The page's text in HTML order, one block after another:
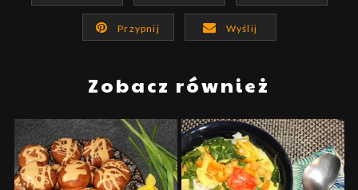
Przypnij Wyślij
Zobacz również